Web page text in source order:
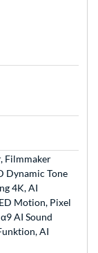
Filmmaker
Dynamic Tone
4K, AI
Motion, Pixel
AI Sound
AI